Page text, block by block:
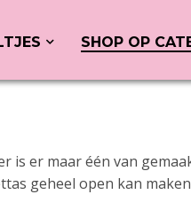
SHOP OP
is er maar één van
geheel open kan